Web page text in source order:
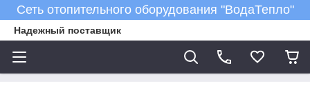
Сеть отопительного оборудования "ВодаТепло"
Надежный поставщик